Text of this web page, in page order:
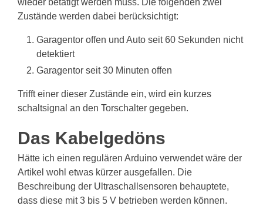
wieder betätigt werden muss. Die folgenden zwei
Zustände werden dabei berücksichtigt:
Garagentor offen und Auto seit 60 Sekunden nicht
detektiert
Garagentor seit 30 Minuten offen
Trifft einer dieser Zustände ein, wird ein kurzes
schaltsignal an den Torschalter gegeben.
Das Kabelgedöns
Hätte ich einen regulären Arduino verwendet wäre der
Artikel wohl etwas kürzer ausgefallen. Die
Beschreibung der Ultraschallsensoren behauptete,
dass diese mit 3 bis 5 V betrieben werden können.